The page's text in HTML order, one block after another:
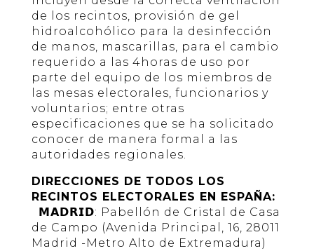
de los recintos, provisión de gel
hidroalcohólico para la desinfección
de manos, mascarillas, para el cambio
requerido a las 4horas de uso por
parte del equipo de los miembros de
las mesas electorales, funcionarios y
voluntarios; entre otras
especificaciones que se ha solicitado
conocer de manera formal a las
autoridades regionales.
DIRECCIONES DE TODOS LOS
RECINTOS ELECTORALES EN ESPAÑA:
𝗠𝗔𝗗𝗥𝗜𝗗: Pabellón de Cristal de Casa
de Campo (Avenida Principal, 16, 28011
Madrid -Metro Alto de Extremadura)